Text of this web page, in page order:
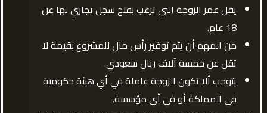
يقل عمر الزوجة التي ترغب بفتح سجل تجاري لها عن
18 عام.
من المهم أن يتم توفير رأس مال للمشروع بقيمة لا
تقل عن خمسة آلاف ريال سعودي.
يتوجب ألا تكون الزوجة عاملة في أي هيئة حكومية
في المملكة أو في أي مؤسسة.